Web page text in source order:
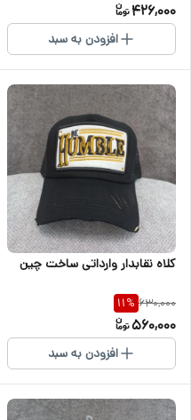
426,000
افزودن به سبد
کلاه نقابدار وارداتی ساخت چین
630,000
11%
560,000
افزودن به سبد